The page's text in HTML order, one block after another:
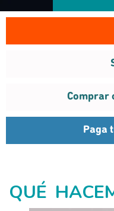
Comprar
Paga
QUÉ